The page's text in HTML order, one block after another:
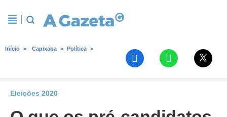
Início Capixaba Política
Eleições 2020